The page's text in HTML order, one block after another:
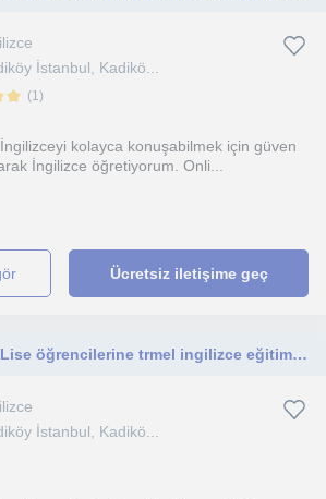
İstanbul, Kadikö...
(1)
kolayca konuşabilmek için güven
İngilizce öğretiyorum. Onli...
Ücretsiz iletişime geç
İlk Okul, Orta Okul, Lise öğrencilerine trmel ingilizce eğitimi veriyorum
İstanbul, Kadikö...